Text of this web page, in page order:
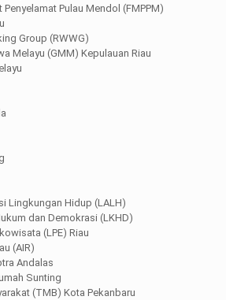
Pulau Mendol (FMPPM)
Group (RWWG)
Melayu (GMM) Kepulauan Riau
Lingkungan Hidup (LALH)
dan Demokrasi (LKHD)
(LPE) Riau
(AIR)
Andalas
Sunting
(TMB) Kota Pekanbaru